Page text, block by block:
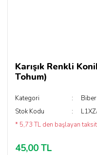
Karışık Renkli
Tohum)
Kategori
Biber
Stok Kodu
* 5,73 TL den başlayan
45,00 TL